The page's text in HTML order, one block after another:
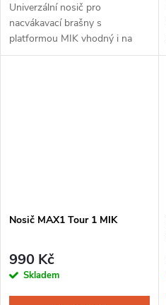
Univerzální nosič pro
nacvákavací brašny s
platformou MIK vhodný i na
celoodpružené rámy.
Nosič MAX1 Tour 1 MIK
990 Kč
Skladem